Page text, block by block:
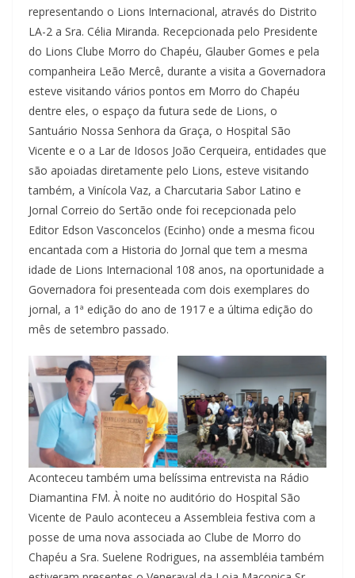
representando o Lions Internacional, através do Distrito
LA-2 a Sra. Célia Miranda. Recepcionada pelo Presidente
do Lions Clube Morro do Chapéu, Glauber Gomes e pela
companheira Leão Mercê, durante a visita a Governadora
esteve visitando vários pontos em Morro do Chapéu
dentre eles, o espaço da futura sede de Lions, o
Santuário Nossa Senhora da Graça, o Hospital São
Vicente e o a Lar de Idosos João Cerqueira, entidades que
são apoiadas diretamente pelo Lions, esteve visitando
também, a Vinícola Vaz, a Charcutaria Sabor Latino e
Jornal Correio do Sertão onde foi recepcionada pelo
Editor Edson Vasconcelos (Ecinho) onde a mesma ficou
encantada com a Historia do Jornal que tem a mesma
idade de Lions Internacional 108 anos, na oportunidade a
Governadora foi presenteada com dois exemplares do
jornal, a 1ª edição do ano de 1917 e a última edição do
mês de setembro passado.
Aconteceu também uma belíssima entrevista na Rádio
Diamantina FM. À noite no auditório do Hospital São
Vicente de Paulo aconteceu a Assembleia festiva com a
posse de uma nova associada ao Clube de Morro do
Chapéu a Sra. Suelene Rodrigues, na assembléia também